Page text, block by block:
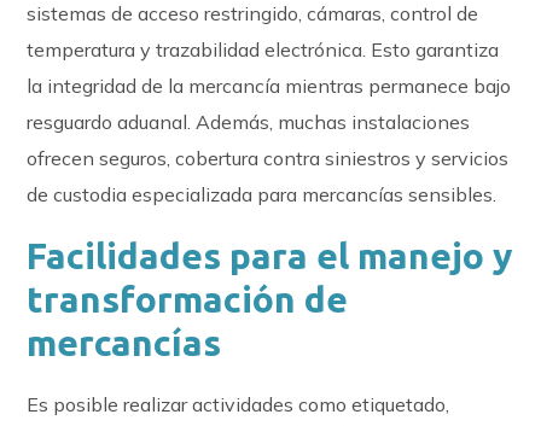
sistemas de acceso restringido, cámaras, control de
temperatura y trazabilidad electrónica. Esto garantiza
la integridad de la mercancía mientras permanece bajo
resguardo aduanal. Además, muchas instalaciones
ofrecen seguros, cobertura contra siniestros y servicios
de custodia especializada para mercancías sensibles.
Facilidades para el manejo y
transformación de
mercancías
Es posible realizar actividades como etiquetado,